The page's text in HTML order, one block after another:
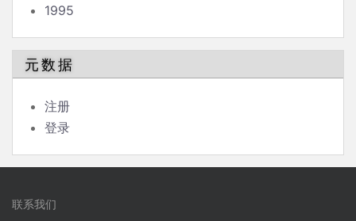
1995
元数据
注册
登录
联系我们